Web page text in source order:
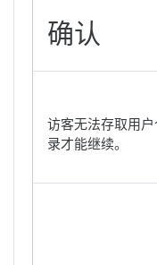
确认
访客无法存取用
录才能继续。